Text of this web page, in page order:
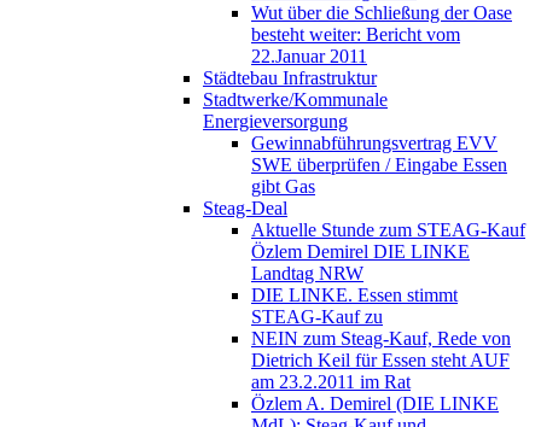
Wut über die Schließung der Oase
besteht weiter: Bericht vom
22.Januar 2011
Städtebau Infrastruktur
Stadtwerke/Kommunale
Energieversorgung
Gewinnabführungsvertrag EVV
SWE überprüfen / Eingabe Essen
gibt Gas
Steag-Deal
Aktuelle Stunde zum STEAG-Kauf
Özlem Demirel DIE LINKE
Landtag NRW
DIE LINKE. Essen stimmt
STEAG-Kauf zu
NEIN zum Steag-Kauf, Rede von
Dietrich Keil für Essen steht AUF
am 23.2.2011 im Rat
Özlem A. Demirel (DIE LINKE